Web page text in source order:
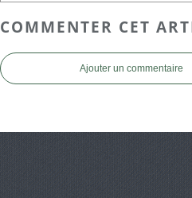
COMMENTER CET
Ajouter un commentaire